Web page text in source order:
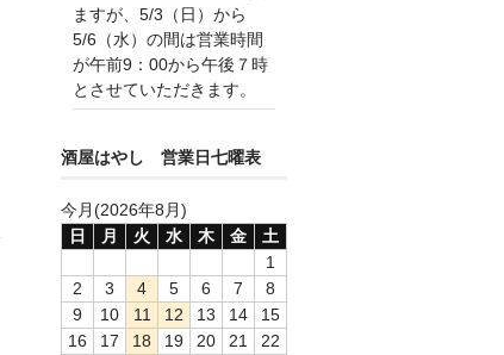
ますが、5/3（日）から
5/6（水）の間は営業時間
が午前9：00から午後７時
とさせていただきます。
酒屋はやし 営業日七曜表
今月(2026年8月)
日
月 火 水 木 金
土
1
2
3 4 5 6 7
8
9
10 11 12 13 14
15
16
17 18 19 20 21
22